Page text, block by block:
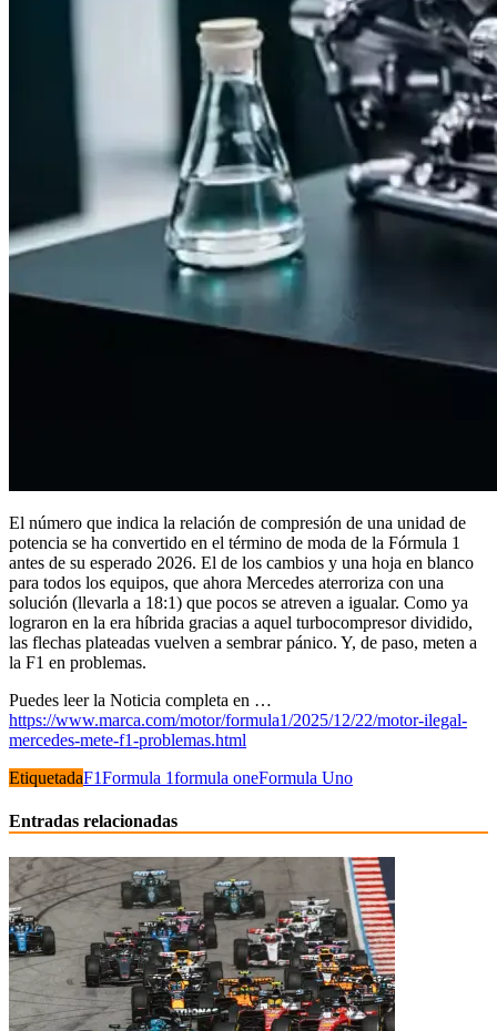
El número que indica la relación de compresión de una unidad de
potencia se ha convertido en el término de moda de la Fórmula 1
antes de su esperado 2026. El de los cambios y una hoja en blanco
para todos los equipos, que ahora Mercedes aterroriza con una
solución (llevarla a 18:1) que pocos se atreven a igualar. Como ya
lograron en la era híbrida gracias a aquel turbocompresor dividido,
las flechas plateadas vuelven a sembrar pánico. Y, de paso, meten a
la F1 en problemas.
Puedes leer la Noticia completa en …
https://www.marca.com/motor/formula1/2025/12/22/motor-ilegal-
mercedes-mete-f1-problemas.html
EtiquetadaF1Formula 1formula oneFormula Uno
Entradas relacionadas